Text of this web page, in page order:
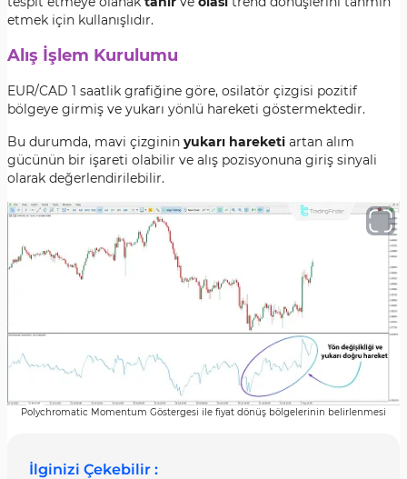
etmek için kullanışlıdır.
Alış İşlem Kurulumu
EUR/CAD 1 saatlik grafiğine göre, osilatör çizgisi pozitif
bölgeye girmiş ve yukarı yönlü hareketi göstermektedir.
Bu durumda, mavi çizginin yukarı hareketi artan alım
gücünün bir işareti olabilir ve alış pozisyonuna giriş sinyali
olarak değerlendirilebilir.
Polychromatic Momentum Göstergesi ile fiyat dönüş bölgelerinin belirlenmesi
İlginizi Çekebilir :